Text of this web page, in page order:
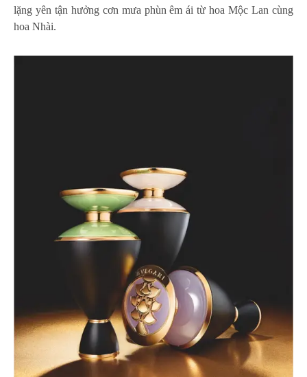
lặng yên tận hưởng cơn mưa phùn êm ái từ hoa Mộc Lan cùng
hoa Nhài.